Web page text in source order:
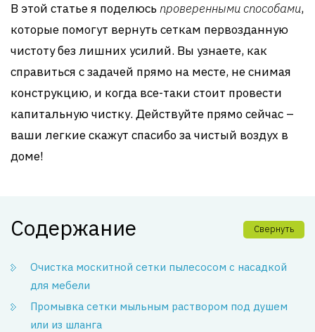
В этой статье я поделюсь проверенными способами,
которые помогут вернуть сеткам первозданную
чистоту без лишних усилий. Вы узнаете, как
справиться с задачей прямо на месте, не снимая
конструкцию, и когда все-таки стоит провести
капитальную чистку. Действуйте прямо сейчас –
ваши легкие скажут спасибо за чистый воздух в
доме!
Содержание Свернуть
Очистка москитной сетки пылесосом с насадкой
для мебели
Промывка сетки мыльным раствором под душем
или из шланга